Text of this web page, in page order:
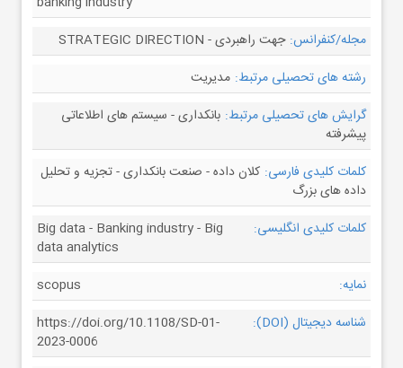
مجله/کنفرانس: جهت راهبردی - STRATEGIC DIRECTION
رشته های تحصیلی مرتبط: مدیریت
گرایش های تحصیلی مرتبط: بانکداری - سیستم های اطلاعاتی
پیشرفته
کلمات کلیدی فارسی: کلان داده - صنعت بانکداری - تجزیه و تحلیل
داده های بزرگ
کلمات کلیدی انگلیسی:
Big data - Banking industry - Big
data analytics
نمایه:
scopus
شناسه دیجیتال (DOI):
https://doi.org/10.1108/SD-01-
2023-0006